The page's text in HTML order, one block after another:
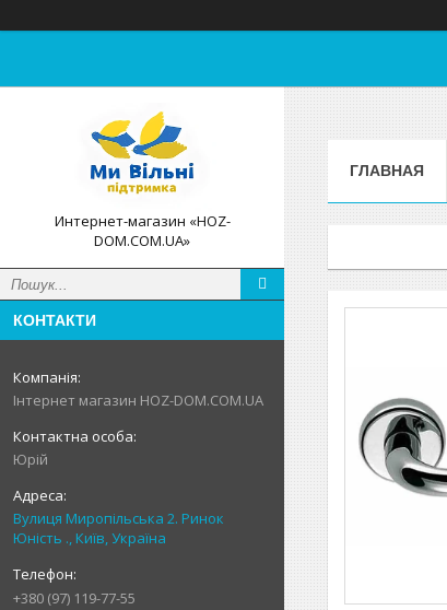
Интернет-магазин «HOZ-
DOM.COM.UA»
КОНТАКТИ
Інтернет магазин HOZ-DOM.COM.UA
Юрій
Вулиця Миропільська 2. Ринок
Юність ., Київ, Україна
+380 (97) 119-77-55
ГЛАВНАЯ